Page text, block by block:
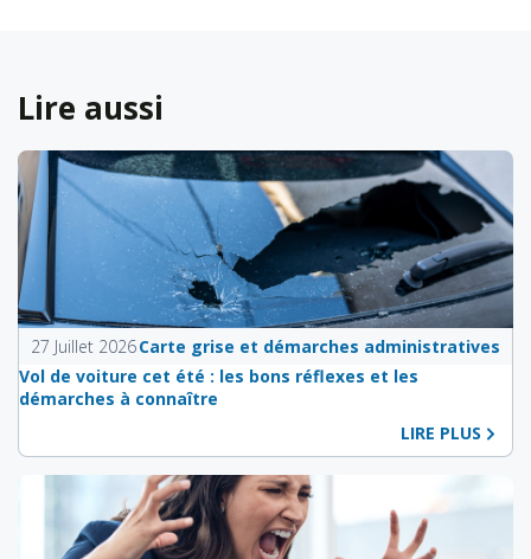
Lire aussi
27 Juillet 2026Carte grise et démarches administratives
Vol de voiture cet été : les bons réflexes et les
démarches à connaître
LIRE PLUS